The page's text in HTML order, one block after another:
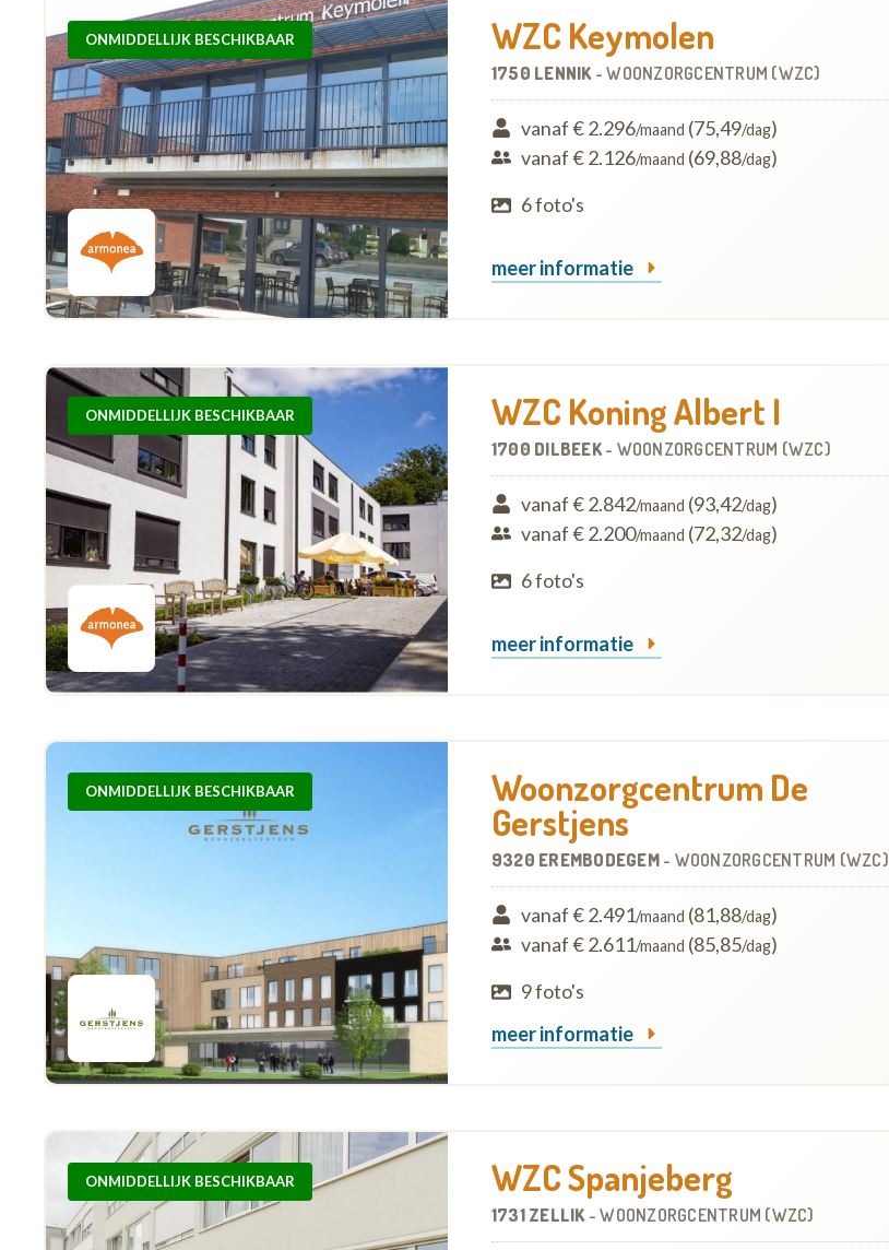
ONMIDDELLIJK BESCHIKBAAR WZC Keymolen
1750 LENNIK -WOONZORGCENTRUM (WZC)
vanaf € 2.296/maand (75,49/dag)
vanaf € 2.126/maand (69,88/dag)
6 foto's
meer informatie
ONMIDDELLIJK BESCHIKBAAR WZC Koning Albert I
1700 DILBEEK- WOONZORGCENTRUM (WZC)
vanaf € 2.842/maand (93,42/dag)
vanaf € 2.200/maand (72,32/dag)
6 foto's
meer informatie
ONMIDDELLIJK BESCHIKBAAR Woonzorgcentrum De
Gerstjens
9320 EREMBODEGEM - WOONZORGCENTRUM (WZC)
vanaf € 2.491/maand (81,88/dag)
vanaf € 2.611/maand (85,85/dag)
9 foto's
meer informatie
ONMIDDELLIJK BESCHIKBAAR WZC Spanjeberg
1731 ZELLIK -WOONZORGCENTRUM (WZC)